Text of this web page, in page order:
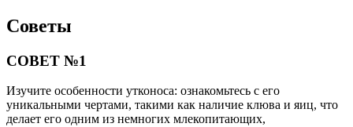
Советы
СОВЕТ №1
Изучите особенности утконоса: ознакомьтесь с его
уникальными чертами, такими как наличие клюва и яиц, что
делает его одним из немногих млекопитающих,